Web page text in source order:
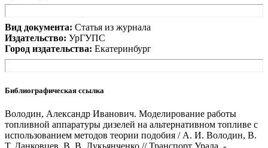
Вид документа: Статья из журнала
Издательство: УрГУПС
Город издательства: Екатеринбург
Библиографическая ссылка
Володин, Александр Иванович. Моделирование работы
топливной аппаратуры дизелей на альтернативном топливе с
использованием методов теории подобия / А. И. Володин, В.
Т. Данковцев, В. В. Лукьянченко // Транспорт Урала. -